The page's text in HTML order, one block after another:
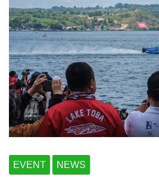
EVENT NEWS